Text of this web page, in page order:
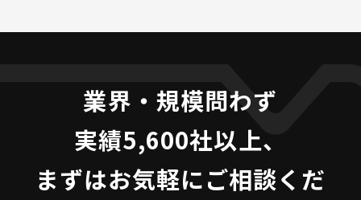
業界・規模問わず
実績5,600社以上、
まずはお気軽にご相談くだ